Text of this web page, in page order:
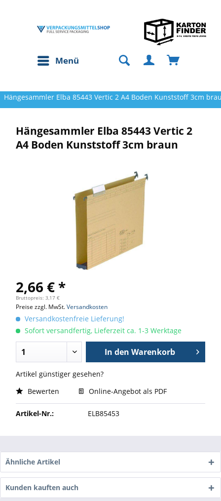
Menü
Hängesammler Elba 85443 Vertic 2 A4 Boden Kunststoff 3cm
Hängesammler Elba 85443 Vertic 2
A4 Boden Kunststoff 3cm braun
2,66 € *
Bruttopreis: 3,17 €
Preise zzgl. MwSt.Versandkosten
Versandkostenfreie Lieferung!
Sofort versandfertig, Lieferzeit ca. 1-3 Werktage
In den Warenkorb
Artikel günstiger gesehen?
Bewerten
Online-Angebot als PDF
Artikel-Nr.: ELB85453
Ähnliche Artikel
Kunden kauften auch